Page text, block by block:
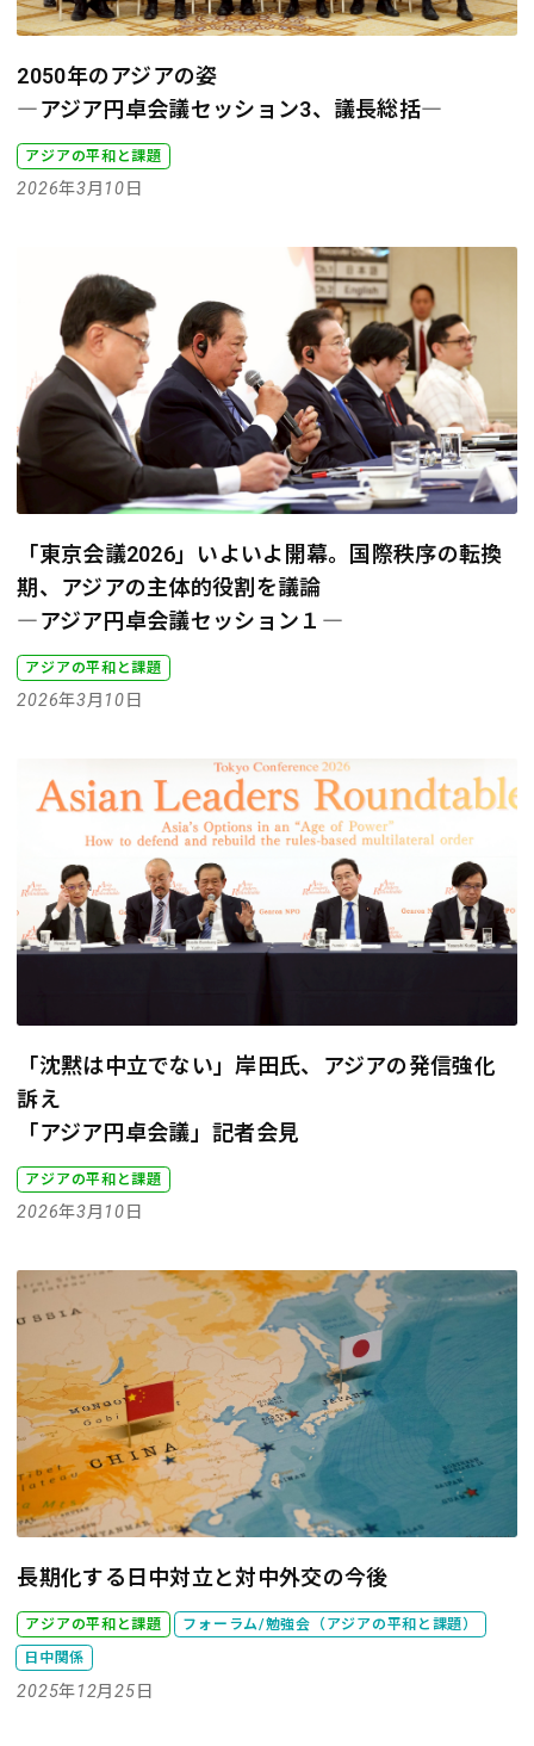
2050年のアジアの姿
―アジア円卓会議セッション3、議長総括―
アジアの平和と課題
2026年3月10日
「東京会議2026」いよいよ開幕。国際秩序の転換
期、アジアの主体的役割を議論
―アジア円卓会議セッション１―
アジアの平和と課題
2026年3月10日
「沈黙は中立でない」岸田氏、アジアの発信強化
訴え
「アジア円卓会議」記者会見
アジアの平和と課題
2026年3月10日
長期化する日中対立と対中外交の今後
アジアの平和と課題 フォーラム/勉強会（アジアの平和と課題）
日中関係
2025年12月25日